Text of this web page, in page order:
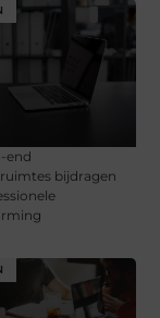
end
bijdragen